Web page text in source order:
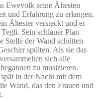
Ewevolk seine Ältesten
und Erfahrung zu erlangen.
Ältester versteckt und er
Sein schlauer Plan
Stelle der Wand schütten
spülten. Als sie das
sich alle
zu musizieren.
in der Nacht mit dem
Wand, das den Frauen und